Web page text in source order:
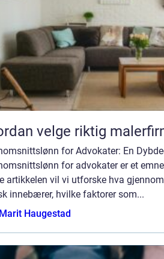
velge riktig
for Advokater: En
for advokater er et
artikkelen vil vi utforske hva
innebærer, hvilke faktorer som...
Haugestad